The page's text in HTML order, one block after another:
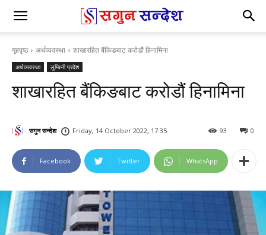
गृहपृष्ठ अर्थव्यवस्था शाखारहित बैंकिङबाट करोडौं हिनामिना
अर्थव्यवस्था लुम्बिनी प्रदेश
शाखारहित बैंकिङबाट करोडौं हिनामिना
सगुन सन्देश Friday, 14 October 2022, 17:35 0
93
Facebook Twitter WhatsApp